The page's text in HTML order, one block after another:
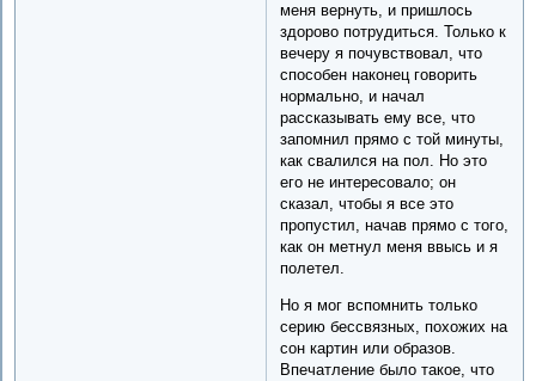
меня вернуть, и пришлось
здорово потрудиться. Только к
вечеру я почувствовал, что
способен наконец говорить
нормально, и начал
рассказывать ему все, что
запомнил прямо с той минуты,
как свалился на пол. Но это
его не интересовало; он
сказал, чтобы я все это
пропустил, начав прямо с того,
как он метнул меня ввысь и я
полетел.
Но я мог вспомнить только
серию бессвязных, похожих на
сон картин или образов.
Впечатление было такое, что